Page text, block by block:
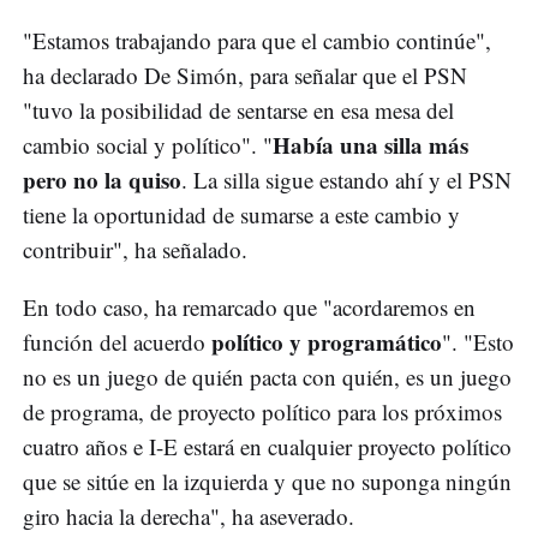
"Estamos trabajando para que el cambio continúe",
ha declarado De Simón, para señalar que el PSN
"tuvo la posibilidad de sentarse en esa mesa del
cambio social y político". "Había una silla más
pero no la quiso. La silla sigue estando ahí y el PSN
tiene la oportunidad de sumarse a este cambio y
contribuir", ha señalado.
En todo caso, ha remarcado que "acordaremos en
función del acuerdo político y programático". "Esto
no es un juego de quién pacta con quién, es un juego
de programa, de proyecto político para los próximos
cuatro años e I-E estará en cualquier proyecto político
que se sitúe en la izquierda y que no suponga ningún
giro hacia la derecha", ha aseverado.